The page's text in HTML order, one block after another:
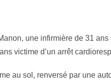
une infirmière de 31
victime d’un arrêt
au sol, renversé par une